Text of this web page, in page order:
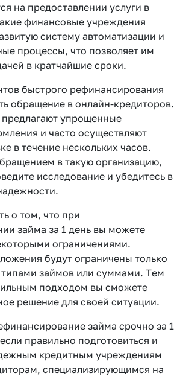
на предоставлении услуги в
финансовые учреждения
систему автоматизации и
процессы, что позволяет им
в кратчайшие сроки.
быстрого рефинансирования
обращение в онлайн-кредиторов.
упрощенные
и часто осуществляют
в течение нескольких часов.
в такую организацию,
исследование и убедитесь в
о том, что при
займа за 1 день вы можете
ограничениями.
будут ограничены только
займов или суммами. Тем
подходом вы сможете
решение для своей ситуации.
займа срочно за 1
правильно подготовиться и
кредитным учреждениям
специализирующимся на